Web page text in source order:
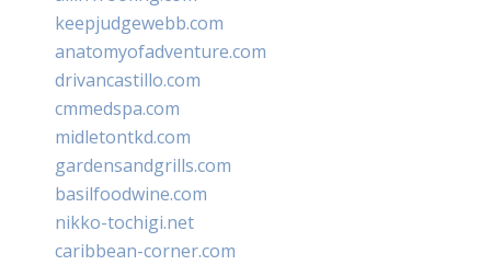
keepjudgewebb.com
anatomyofadventure.com
drivancastillo.com
cmmedspa.com
midletontkd.com
gardensandgrills.com
basilfoodwine.com
nikko-tochigi.net
caribbean-corner.com